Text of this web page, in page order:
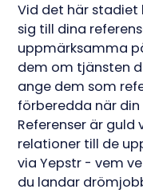
Vid det här
sig till dina
uppmärksamma
dem om tjänsten
ange dem som
förberedda när
Referenser är
relationer till de
via Yepstr - vem
du landar